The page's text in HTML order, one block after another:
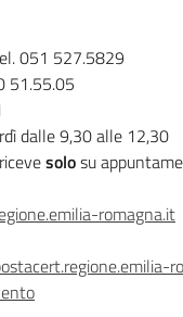
051 527.5829
51.55.05
dalle 9,30 alle 12,30
solosu
romagna.it